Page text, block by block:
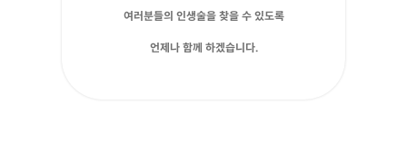
여러분들의 인생술을 찾을 수 있도록
언제나 함께 하겠습니다.